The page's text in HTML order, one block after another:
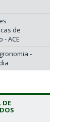
de
- ACE
-
DE